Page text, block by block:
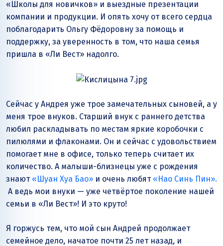
«Школы для новичков» и выездные презентации
компании и продукции. И опять хочу от всего сердца
поблагодарить Ольгу Фёдоровну за помощь и
поддержку, за уверенность в том, что наша семья
пришла в «Ли Вест» надолго.
Сейчас у Андрея уже трое замечательных сыновей, а у
меня трое внуков. Старший внук с раннего детства
любил раскладывать по местам яркие коробочки с
пилюлями и флаконами. Он и сейчас с удовольствием
помогает мне в офисе, только теперь считает их
количество. А малыши-близнецы уже с рождения
знают «Шуан Хуа Бао» и очень любят «Нао Синь Пин».
А ведь мои внуки — уже четвёртое поколение нашей
семьи в «Ли Вест»! И это круто!
Я горжусь тем, что мой сын Андрей продолжает
семейное дело, начатое почти 25 лет назад, и